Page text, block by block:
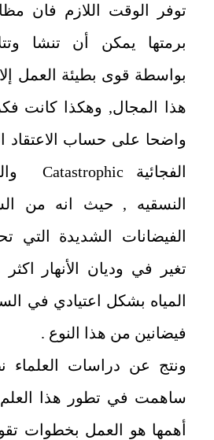
توفر الوقت اللازم فان
برمتها يمكن أن تنشا
بواسطة قوى بطيئة العمل
هذا المجال, وهكذا كانت
واضحا على حساب الاعتقاد
الفجائية Catastrophic
النسقيه , حيث انه من
الفيضانات الشديدة التي
تغير في وديان الأنهار
المياه بشكل اعتيادي في
فيضانين من هذا النوع .
ونتج عن دراسات العلماء
ساهمت في تطور هذا العلم
أهمها هو العمل بخطوات